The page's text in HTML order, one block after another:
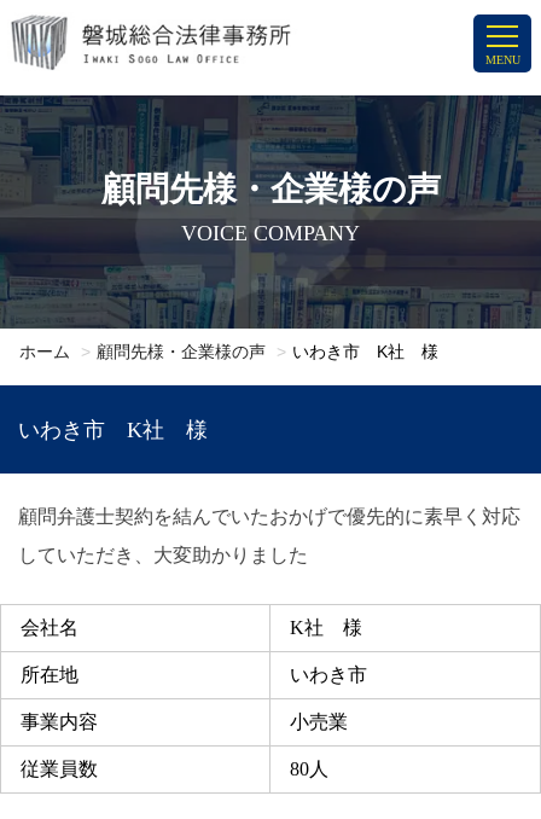
ン
ン
ツ
プ
MENU
顧問先様・企業様の声
VOICE COMPANY
ホーム 顧問先様・企業様の声 いわき市 K社 様
いわき市 K社 様
顧問弁護士契約を結んでいたおかげで優先的に素早く対応
していただき、大変助かりました
会社名 K社 様
所在地 いわき市
事業内容 小売業
従業員数 80人